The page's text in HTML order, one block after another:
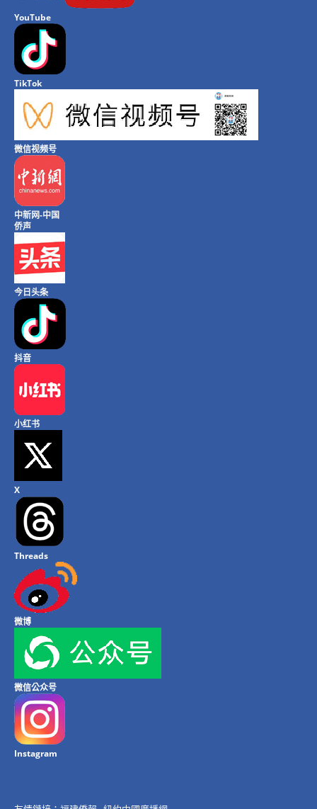
YouTube
TikTok
微信视频号
中新网-中国
侨声
今日头条
抖音
小红书
X
Threads
微博
微信公众号
Instagram